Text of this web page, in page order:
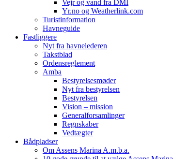
Vejr og vand fra DMI
Yr.no og Weatherlink.com
Turistinformation
Havneguide
Fastliggere
Nyt fra havnelederen
Takstblad
Ordensreglement
Amba
Bestyrelsesmøder
Nyt fra bestyrelsen
Bestyrelsen
Vision – mission
Generalforsamlinger
Regnskaber
Vedtægter
Bådpladser
Om Assens Marina A.m.b.a.